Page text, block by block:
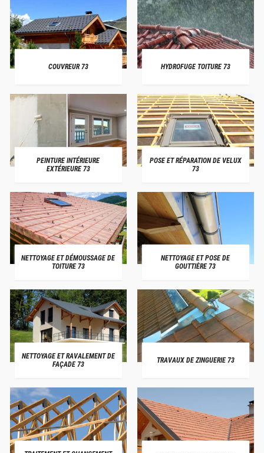
COUVREUR 73 HYDROFUGE TOITURE 73
PEINTURE INTÉRIEURE
EXTÉRIEURE 73
POSE ET RÉPARATION DE VELUX
73
NETTOYAGE ET DÉMOUSSAGE DE
TOITURE 73
NETTOYAGE ET POSE DE
GOUTTIÈRE 73
NETTOYAGE ET RAVALEMENT DE
FAÇADE 73
TRAVAUX DE ZINGUERIE 73